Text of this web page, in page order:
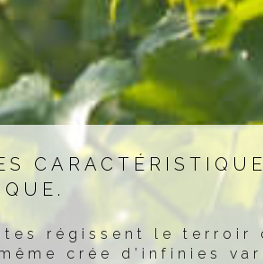
régissent le terroir
crée d’infinies